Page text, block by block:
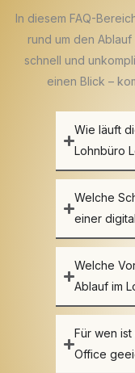
In diesem FAQ-
rund um den
schnell und
einen Blick –
Wie läuft
Lohnbüro
Welche
einer
Welche
Ablauf im
Für wen
Office